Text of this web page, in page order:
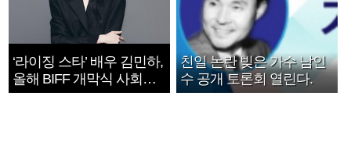
‘라이징 스타’ 배우 김민하,
올해 BIFF 개막식 사회자
확정
친일 논란 빚은 가수 남인
수 공개 토론회 열린다.